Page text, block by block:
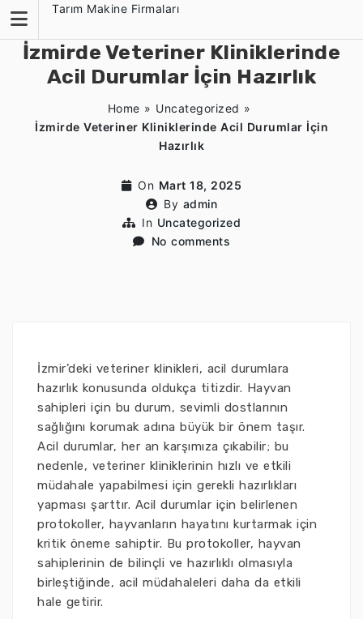
content
Tarım Makine Firmaları
İzmirde Veteriner Kliniklerinde
Acil Durumlar İçin Hazırlık
Home » Uncategorized »
İzmirde Veteriner Kliniklerinde Acil Durumlar İçin
Hazırlık
On Mart 18, 2025
By admin
In Uncategorized
No comments
İzmir’deki veteriner klinikleri, acil durumlara
hazırlık konusunda oldukça titizdir. Hayvan
sahipleri için bu durum, sevimli dostlarının
sağlığını korumak adına büyük bir önem taşır.
Acil durumlar, her an karşımıza çıkabilir; bu
nedenle, veteriner kliniklerinin hızlı ve etkili
müdahale yapabilmesi için gerekli hazırlıkları
yapması şarttır. Acil durumlar için belirlenen
protokoller, hayvanların hayatını kurtarmak için
kritik öneme sahiptir. Bu protokoller, hayvan
sahiplerinin de bilinçli ve hazırlıklı olmasıyla
birleştiğinde, acil müdahaleleri daha da etkili
hale getirir.